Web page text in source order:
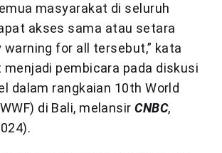
masyarakat di seluruh
akses sama atau setara
warning for all tersebut,” kata
pembicara pada diskusi
dalam rangkaian 10th World
di Bali, melansirCNBC,